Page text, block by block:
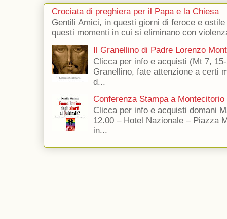
Crociata di preghiera per il Papa e la Chiesa
Gentili Amici, in questi giorni di feroce e
questi momenti in cui si eliminano con
Il Granellino di Padre Lorenzo
Clicca per info e acquisti (Mt 7,
Granellino, fate attenzione a certi
d...
Conferenza Stampa a Montecitorio
Clicca per info e acquisti domani
12.00 – Hotel Nazionale – Piazza
in...